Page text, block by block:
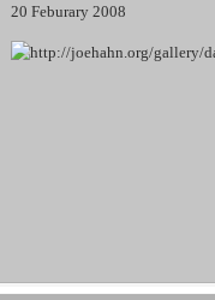
20 Feburary 2008